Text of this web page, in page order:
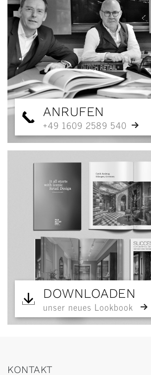
ANRUFEN
+49 1609 2589 540
DOWNLOADEN
unser neues Lookbook
KONTAKT